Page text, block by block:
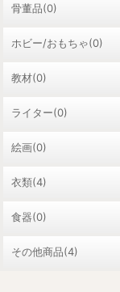
骨董品(0)
ホビー/おもちゃ(0)
教材(0)
ライター(0)
絵画(0)
衣類(4)
食器(0)
その他商品(4)